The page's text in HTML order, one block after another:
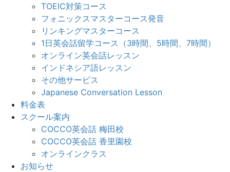
TOEIC対策コース
フォニックスマスターコース発音
リンキングマスターコース
1日英会話留学コース（3時間、5時間、7時間）
オンライン英会話レッスン
インドネシア語レッスン
その他サービス
Japanese Conversation Lesson
料金表
スクール案内
COCCO英会話 梅田校
COCCO英会話 香里園校
オンラインクラス
お知らせ